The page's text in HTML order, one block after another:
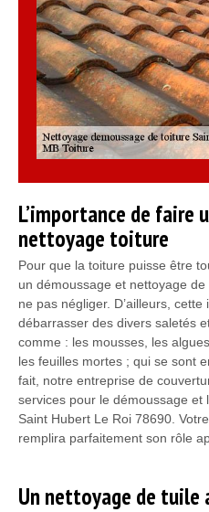
L’importance de faire
nettoyage toiture
Pour que la toiture puisse être
un démoussage et nettoyage
ne pas négliger. D’ailleurs,
débarrasser des divers saletés
comme : les mousses, les
les feuilles mortes ; qui se sont
fait, notre entreprise de
services pour le démoussage et
Saint Hubert Le Roi 78690.
remplira parfaitement son rôle
Un nettoyage de tuile